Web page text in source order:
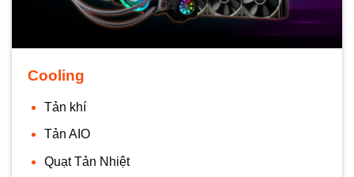
Cooling
Tản khí
Tản AIO
Quạt Tản Nhiệt